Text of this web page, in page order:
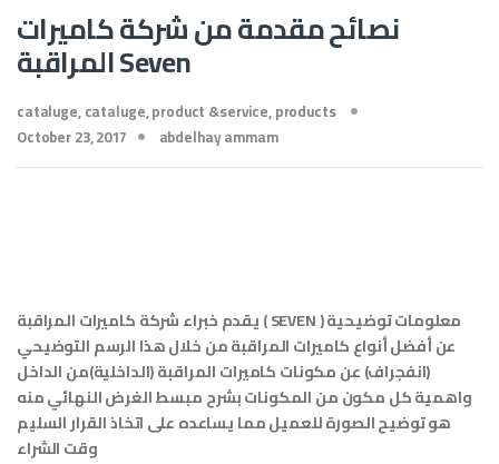
نصائح مقدمة من شركة كاميرات
المراقبة Seven
cataluge,cataluge,product &service,products
October 23, 2017
abdelhay ammam
يقدم خبراءشركة كاميرات المراقبة ( SEVEN )معلومات توضيحية
عن أفضل أنواعكاميرات المراقبةمن خلال هذا الرسم التوضيحي
(انفجراف) عن مكوناتكاميرات المراقبة(الداخلية)من الداخل
واهمية كل مكون من المكونات بشرح مبسط الغرض النهائي منه
هو توضيح الصورة للعميل مما يساعده على اتخاذ القرار السليم
وقت الشراء